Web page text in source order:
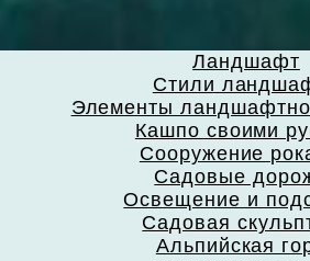
Ландшафт
Стили
Элементы
Кашпо своими
Сооружение
Садовые
Освещение и
Садовая
Альпийская